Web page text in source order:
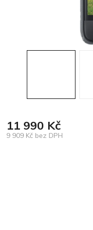
11 990 Kč
9 909 Kč bez DPH